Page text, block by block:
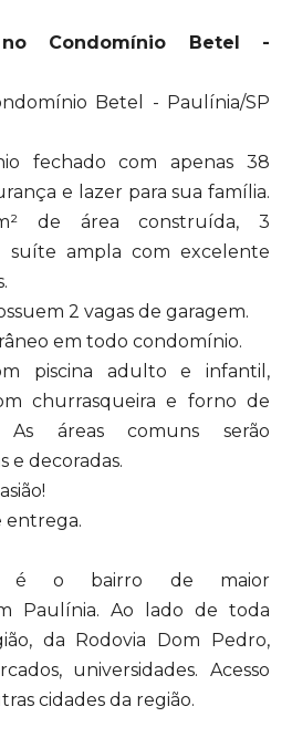
Condomínio Betel -
Betel - Paulínia/SP
fechado com apenas 38
e lazer para sua família.
de área construída, 3
suíte ampla com excelente
2 vagas de garagem.
em todo condomínio.
piscina adulto e infantil,
churrasqueira e forno de
As áreas comuns serão
e decoradas.
entrega.
é o bairro de maior
Paulínia. Ao lado de toda
da Rodovia Dom Pedro,
universidades. Acesso
cidades da região.